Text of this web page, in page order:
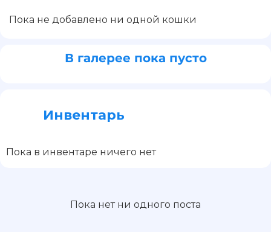
Пока не добавлено ни одной кошки
В галерее пока пусто
Инвентарь
Пока в инвентаре ничего нет
Пока нет ни одного поста